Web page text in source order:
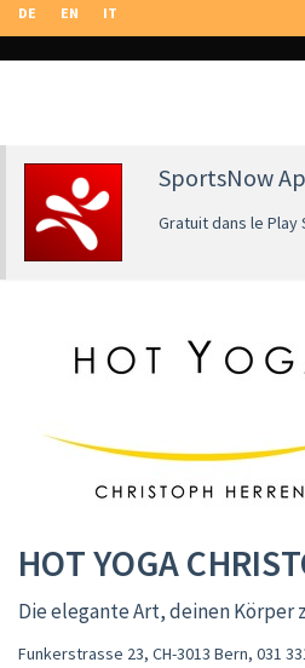
DE EN IT
SportsNow
Gratuit dans le Play
HOT YOGA
Die elegante Art, deinen Körper
Funkerstrasse 23, CH-3013 Bern, 031